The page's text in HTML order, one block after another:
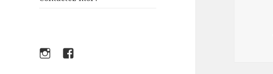
InstagramFacebook